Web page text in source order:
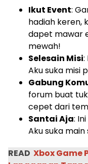
Ikut Event:
hadiah keren,
dapet mawar
mewah!
Selesain Misi:
Aku suka misi
Gabung
forum buat
cepet dari
Santai Aja:
Aku suka
READ Xbox Game